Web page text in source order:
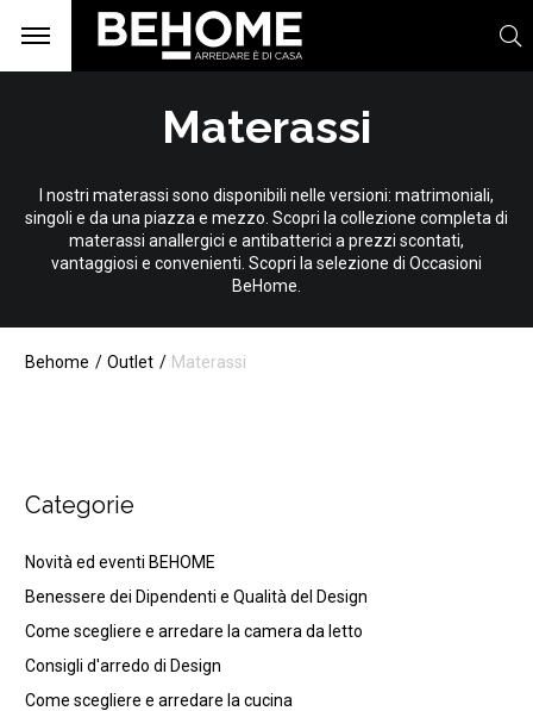
Materassi
I nostri materassi sono disponibili nelle versioni: matrimoniali,
singoli e da una piazza e mezzo. Scopri la collezione completa di
materassi anallergici e antibatterici a prezzi scontati,
vantaggiosi e convenienti. Scopri la selezione di Occasioni
BeHome.
Behome Outlet Materassi
Categorie
Novità ed eventi BEHOME
Benessere dei Dipendenti e Qualità del Design
Come scegliere e arredare la camera da letto
Consigli d'arredo di Design
Come scegliere e arredare la cucina